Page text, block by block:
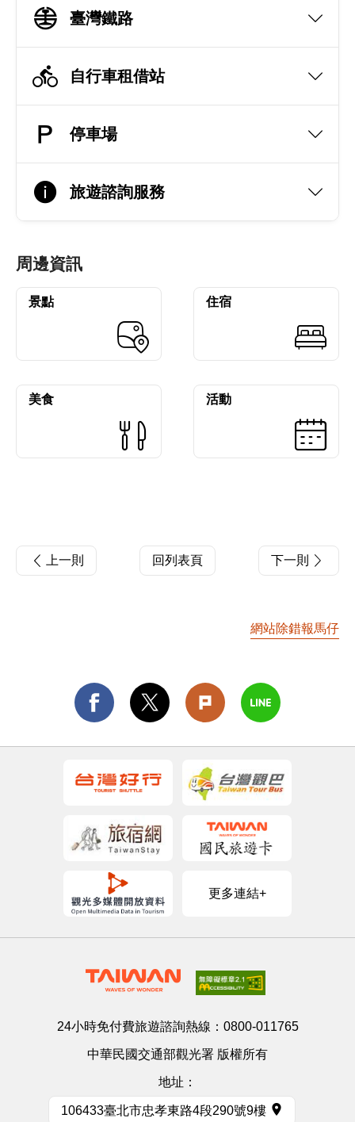
臺灣鐵路
自行車租借站
停車場
旅遊諮詢服務
周邊資訊
景點 住宿
美食 活動
上一則 回列表頁 下一則
網站除錯報馬仔
更多連結+
24小時免付費旅遊諮詢熱線： 0800-011765
中華民國交通部觀光署 版權所有
地址：
106433臺北市忠孝東路4段290號9樓